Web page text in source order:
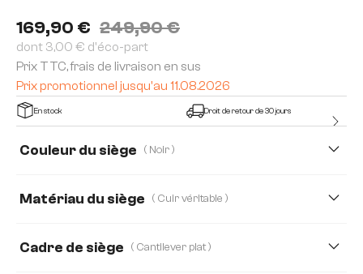
169,90 € 249,90 €
dont 3,00 € d'éco-part
Prix TTC, frais de livraison en sus
Prix promotionnel jusqu'au 11.08.2026
En stock Droit de retour de 30 jours
Couleur du siège ( Noir )
Matériau du siège ( Cuir véritable )
Cadre de siège ( Cantilever plat )